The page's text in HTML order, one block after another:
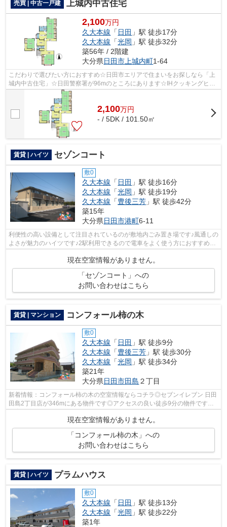
売買 | 中古一戸建 上城内中古住宅
2,100万円
久大本線 「 日田 」駅 徒歩17分
久大本線 「光岡 」駅 徒歩32分
築56年 / 2階建
大分県日田市 上城内町1-64
こだわりで選びたい方におすすめ☆日田市エリアで住まいをお探しなら「上
城内中古住宅」☆日田警察署が96mのところにあります☆IHクッキングヒー
ター付きのキッチンです☆生活環境が整った...
2,100万円
- / 5DK / 101.50㎡
賃貸 | ハイツ セゾンコート
敷0
久大本線 「 日田 」駅 徒歩16分
久大本線 「光岡 」駅 徒歩19分
久大本線 「豊後三芳 」駅 徒歩42分
築15年
大分県日田市港町6-11
利便性の高い設備として注目されているのが敷地内ごみ置き場です♪風通しの
よさが魅力のハイツです♪2駅利用できるので電車をよく使う方におすすめな
現在空室情報がありません。
「セゾンコート」への
お問い合わせはこちら
賃貸 | マンション コンフォール柿の木
敷0
久大本線 「日田 」駅 徒歩9分
久大本線 「豊後三芳 」駅 徒歩30分
久大本線 「光岡 」駅 徒歩34分
築21年
大分県日田市田島 ２丁目
新着情報：コンフォール柿の木の空室情報ならコチラ◎セブンイレブン 日田
田島2丁目店が346mにある物件です◎アクセスの良い徒歩9分の物件です◎
教育環境の整う文教地区の物件です◎いち早...
現在空室情報がありません。
「コンフォール柿の木」への
お問い合わせはこちら
賃貸 | ハイツ プラムハウス
敷0
久大本線 「 日田 」駅 徒歩13分
久大本線 「光岡 」駅 徒歩22分
築1年